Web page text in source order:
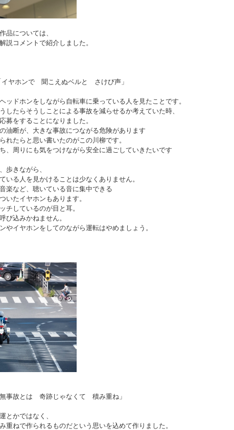
品については、
説コメントで紹介しました。
ヤホンで 聞こえぬベルと さけび声」
ッドホンをしながら自転車に乗っている人を見たことです。
したらそうしことによる事故を減らせるか考えていた時、
募をすることになりました。
油断が、大きな事故につながる危険があります
れたらと思い書いたのがこの川柳です。
、周りにも気をつけながら安全に過ごしていきたいです
歩きながら、
いる人を見かけることは少なくありません。
楽など、聴いている音に集中できる
いたイヤホンもあります。
チしているのが目と耳。
び込みかねません。
やイヤホンをしてのながら運転はやめましょう。
事故とは 奇跡じゃなくて 積み重ね」
とかではなく、
重ねで作られるものだという思いを込めて作りました。